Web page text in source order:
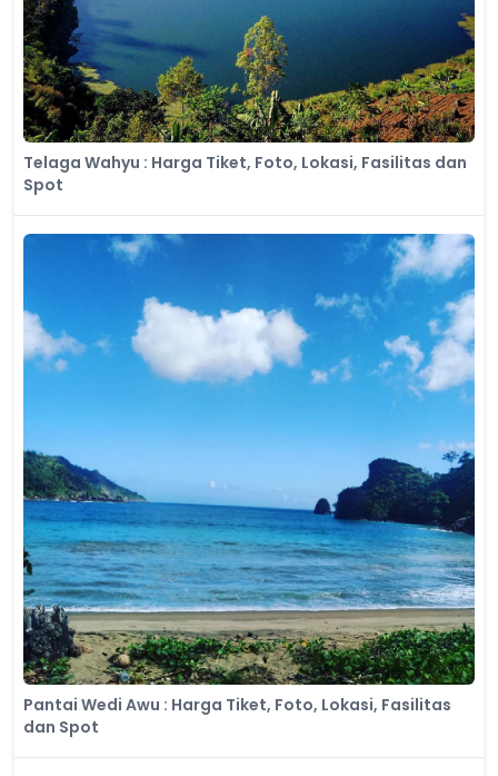
Telaga Wahyu : Harga Tiket, Foto, Lokasi, Fasilitas dan
Spot
Pantai Wedi Awu : Harga Tiket, Foto, Lokasi, Fasilitas
dan Spot